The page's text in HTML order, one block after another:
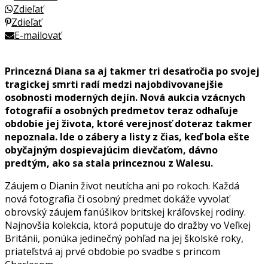
Zdieľať
Zdieľať
E-mailovať
Princezná Diana sa aj takmer tri desaťročia po svojej
tragickej smrti radí medzi najobdivovanejšie
osobnosti moderných dejín. Nová aukcia vzácnych
fotografií a osobných predmetov teraz odhaľuje
obdobie jej života, ktoré verejnosť doteraz takmer
nepoznala. Ide o zábery a listy z čias, keď bola ešte
obyčajným dospievajúcim dievčaťom, dávno
predtým, ako sa stala princeznou z Walesu.
Záujem o Dianin život neutícha ani po rokoch. Každá
nová fotografia či osobný predmet dokáže vyvolať
obrovský záujem fanúšikov britskej kráľovskej rodiny.
Najnovšia kolekcia, ktorá poputuje do dražby vo Veľkej
Británii, ponúka jedinečný pohľad na jej školské roky,
priateľstvá aj prvé obdobie po svadbe s princom